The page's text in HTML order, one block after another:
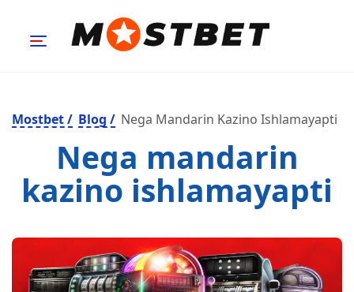
Mostbet/ Blog / Nega Mandarin Kazino Ishlamayapti
Nega mandarin
kazino ishlamayapti